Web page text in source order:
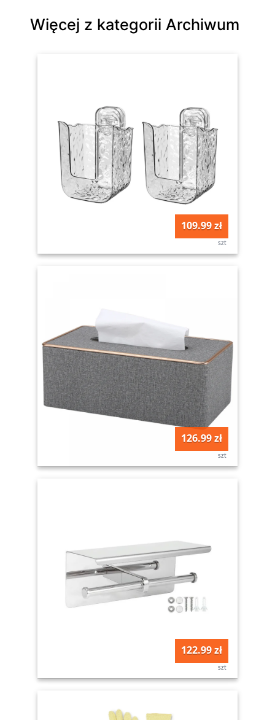
Więcej z kategorii Archiwum
109.99 zł
szt
126.99 zł
szt
122.99 zł
szt